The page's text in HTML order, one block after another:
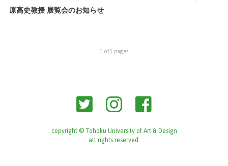
原高史教授 展覧会のお知らせ
1 of 1 pages
copyright © Tohoku University of Art & Design
all rights reserved.